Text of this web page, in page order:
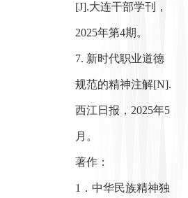
[J].大连干部学刊，
2025年第4期。
7. 新时代职业道德
规范的精神注解[N].
西江日报，2025年5
月。
著作：
1．中华民族精神独